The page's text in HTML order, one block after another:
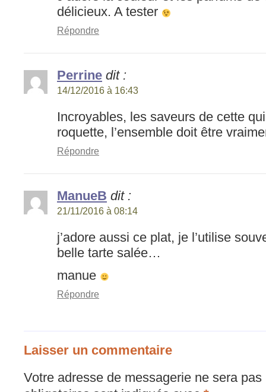
délicieux. A tester
Répondre
Perrine dit :
14/12/2016 à 16:43
Incroyables, les saveurs de cette
roquette, l’ensemble doit être
Répondre
ManueB dit :
21/11/2016 à 08:14
j’adore aussi ce plat, je l’utilise
belle tarte salée…
manue
Répondre
Laisser un commentaire
Votre adresse de messagerie ne sera pas